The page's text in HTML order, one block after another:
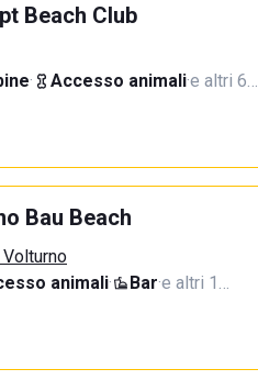
Beach Club
· Accesso animali·e altri 6…
Bau Beach
animali· Bar·e altri 1…